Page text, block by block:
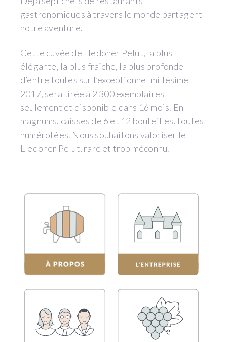
gastronomiques à travers le monde partagent
notre aventure.
Cette cuvée de Lledoner Pelut, la plus
élégante, la plus fraîche, la plus profonde
d’entre toutes sur l’exceptionnel millésime
2017, sera tirée à 2 300 exemplaires
seulement et disponible dans 16 mois. En
magnums, caisses de 6 et 12 bouteilles, toutes
numérotées. Nous souhaitons valoriser le
Lledoner Pelut, rare et trop méconnu.